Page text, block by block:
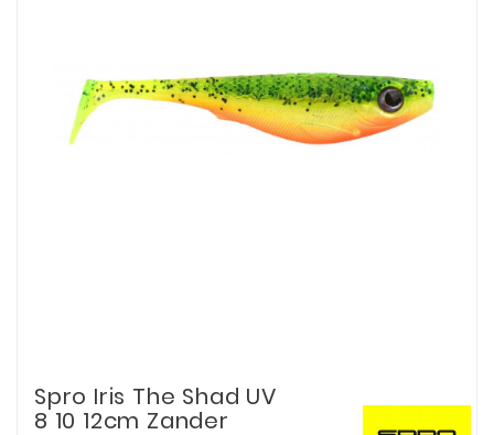
Spro Iris The Shad UV
8 10 12cm Zander